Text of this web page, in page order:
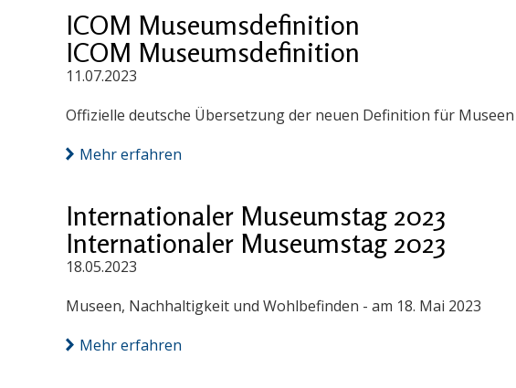
ICOM Museumsdefinition
ICOM Museumsdefinition
11.07.2023
Offizielle deutsche Übersetzung der neuen Definition für
Mehr erfahren
Internationaler Museumstag 2023
Internationaler Museumstag 2023
18.05.2023
Museen, Nachhaltigkeit und Wohlbefinden - am 18. Mai 2023
Mehr erfahren